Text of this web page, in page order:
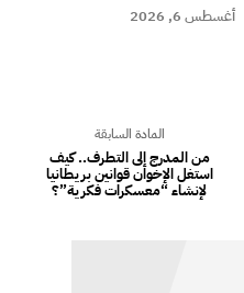
أغسطس 6, 2026
المادة السابقة
من المدرج إلى التطرف.. كيف
استغل الإخوان قوانين بريطانيا
لإنشاء “معسكرات فكرية”؟